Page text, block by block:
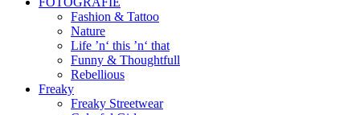
Fashion & Tattoo
Nature
Life ’n‘ this ’n‘ that
Funny & Thoughtfull
Rebellious
Freaky
Freaky Streetwear